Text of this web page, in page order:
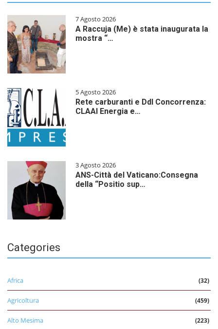
7 Agosto 2026
A Raccuja (Me) è stata inaugurata la
mostra “…
5 Agosto 2026
Rete carburanti e Ddl Concorrenza:
CLAAI Energia e…
3 Agosto 2026
ANS-Città del Vaticano:Consegna
della “Positio sup…
Categories
Africa (32)
Agricoltura (459)
Alto Mesima (223)